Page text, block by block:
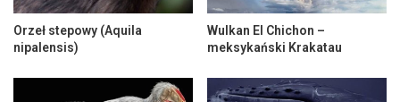
Orzeł stepowy (Aquila
nipalensis)
Wulkan El Chichon –
meksykański Krakatau